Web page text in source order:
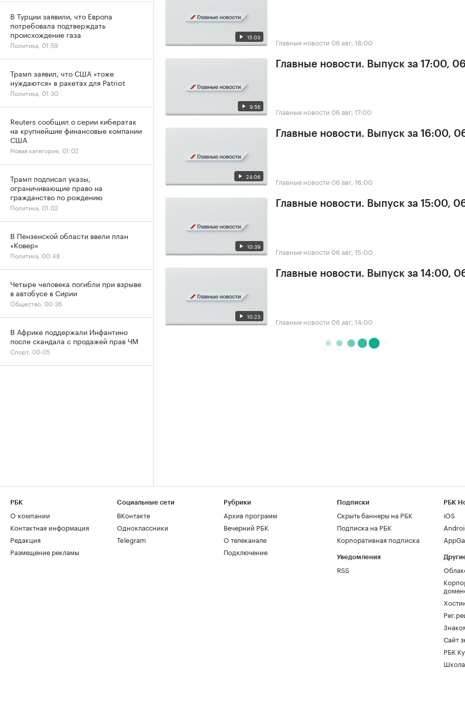
15:03 Главные новости 06 авг, 18:00
9:56
Главные новости. Выпуск за 17:00,
Главные новости 06 авг, 17:00
24:06
Главные новости. Выпуск за 16:00,
Главные новости 06 авг, 16:00
10:39
Главные новости. Выпуск за 15:00,
Главные новости 06 авг, 15:00
10:23
Главные новости. Выпуск за 14:00,
Главные новости 06 авг, 14:00
В Турции заявили, что Европа
потребовала подтверждать
происхождение газа
Политика, 01:59
Трамп заявил, что США «тоже
нуждаются» в ракетах для Patriot
Политика, 01:30
Reuters сообщил о серии кибератак
на крупнейшие финансовые компании
США
Новая категория, 01:02
Трамп подписал указы,
ограничивающие право на
гражданство по рождению
Политика, 01:02
В Пензенской области ввели план
«Ковер»
Политика, 00:48
Четыре человека погибли при взрыве
в автобусе в Сирии
Общество, 00:36
В Африке поддержали Инфантино
после скандала с продажей прав ЧМ
Спорт, 00:05
РБК
О компании
Контактная информация
Редакция
Размещение рекламы
Социальные сети
ВКонтакте
Одноклассники
Telegram
Рубрики
Архив программ
Вечерний РБК
О телеканале
Подключение
Подписки
Скрыть баннеры на РБК
Подписка на РБК
Корпоративная подписка
Уведомления
RSS
РБК
iOS
Сайт
РБК